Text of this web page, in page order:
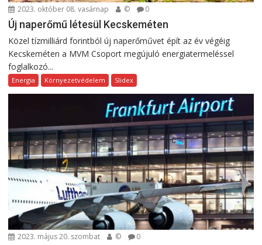
2023. október 08. vasárnap © 0
Új naperőmű létesül Kecskeméten
Közel tízmilliárd forintból új naperőművet épít az év végéig
Kecskeméten a MVM Csoport megújuló energiatermeléssel
foglalkozó...
Energia Környezetvédelem Slidex
2023. május 20. szombat © 0